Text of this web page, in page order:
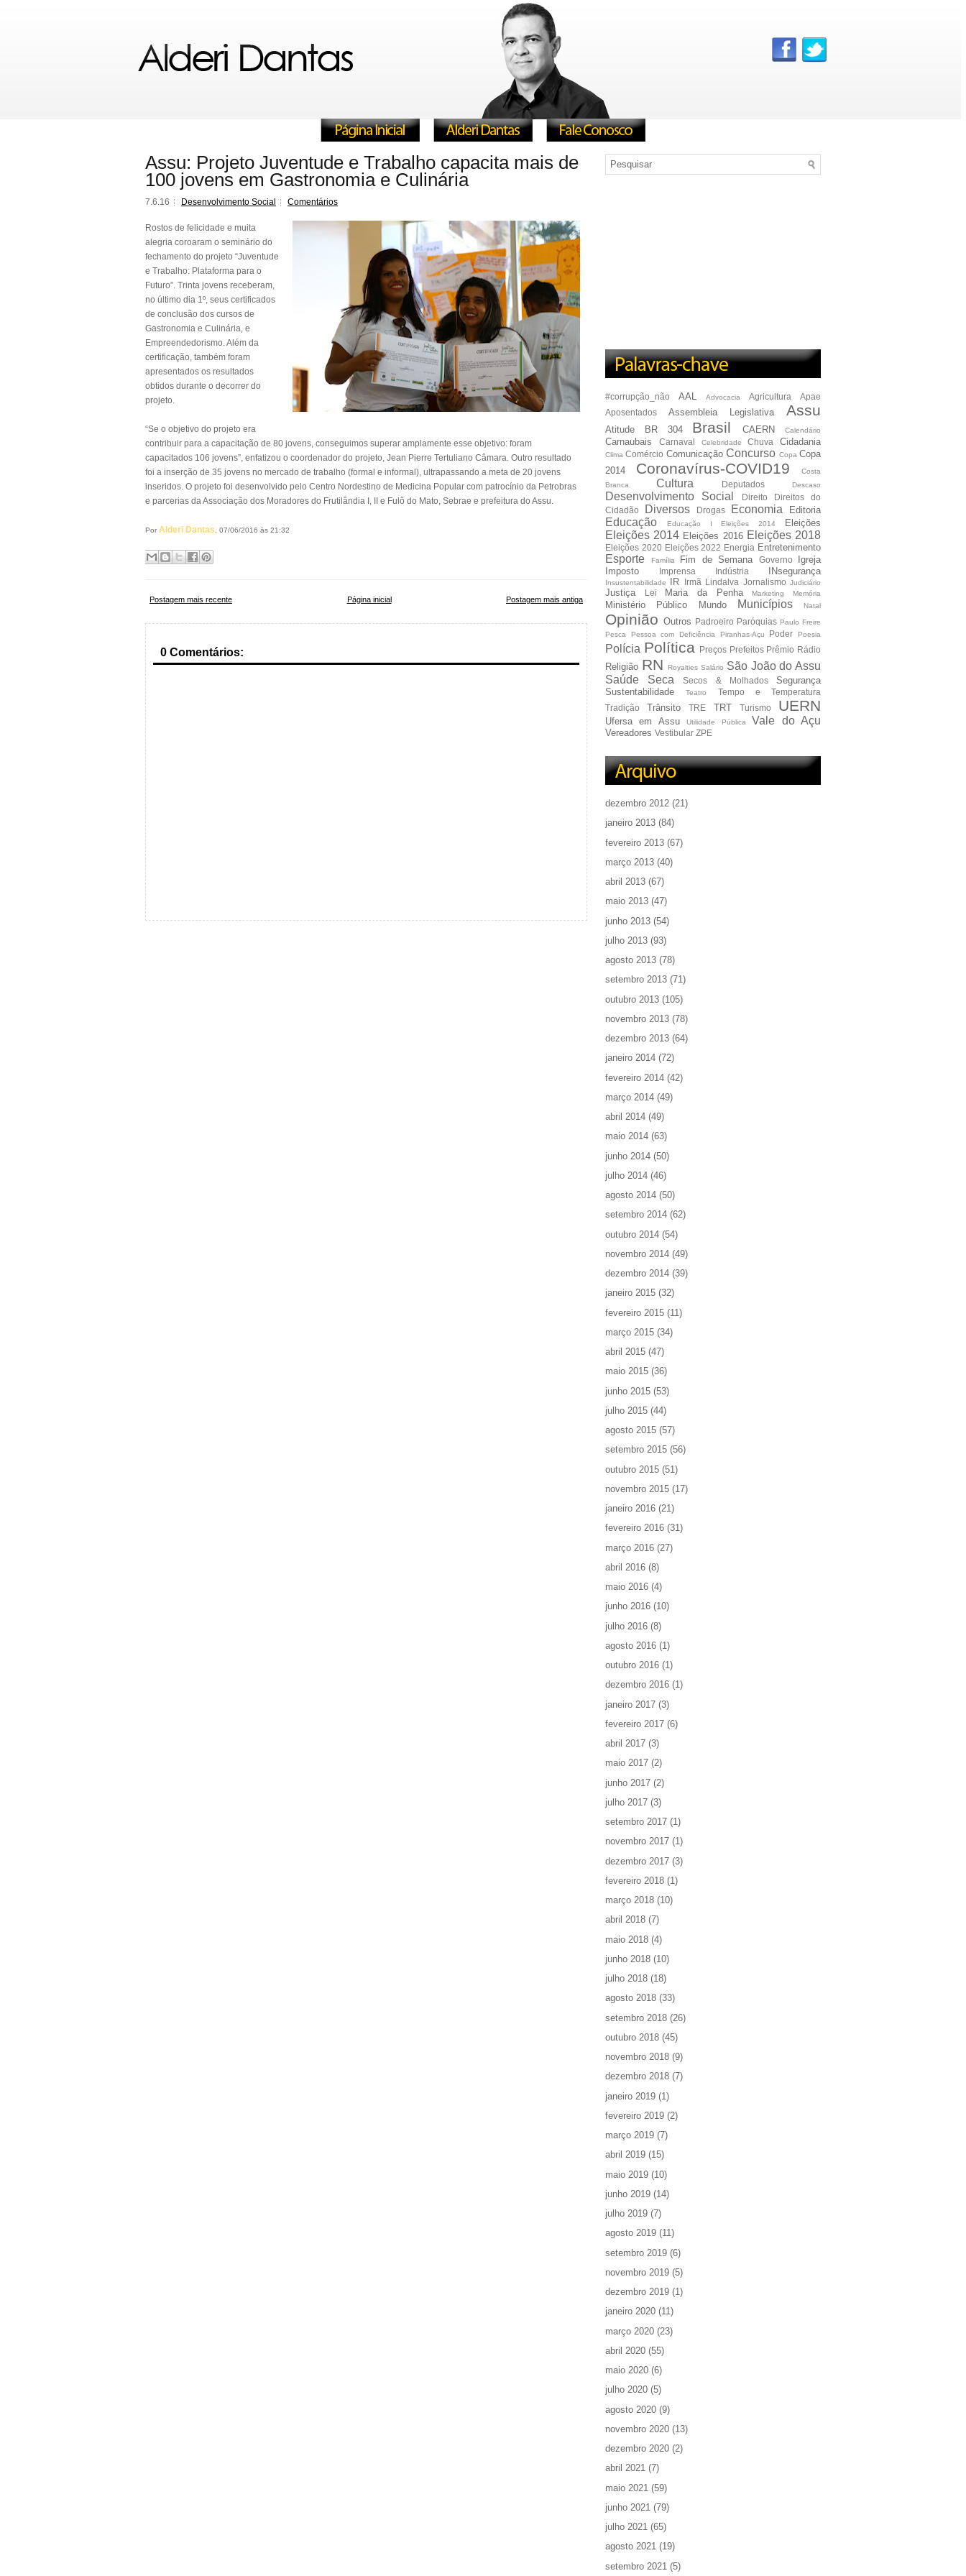
Assu: Projeto Juventude e Trabalho capacita mais de
100 jovens em Gastronomia e Culinária
7.6.16 Desenvolvimento Social Comentários
Rostos de felicidade e muita
alegria coroaram o seminário do
fechamento do projeto “Juventude
e Trabalho: Plataforma para o
Futuro”. Trinta jovens receberam,
no último dia 1º, seus certificados
de conclusão dos cursos de
Gastronomia e Culinária, e
Empreendedorismo. Além da
certificação, também foram
apresentados os resultados
obtidos durante o decorrer do
projeto.
“Se o objetivo do projeto era
contribuir para a capacitação de 80 jovens, conseguimos superar amplamente esse objetivo: foram
capacitados 106 jovens”, enfatizou o coordenador do projeto, Jean Pierre Tertuliano Câmara. Outro resultado
foi a inserção de 35 jovens no mercado de trabalho (formal e informal), ultrapassando a meta de 20 jovens
inseridos. O projeto foi desenvolvido pelo Centro Nordestino de Medicina Popular com patrocínio da Petrobras
e parcerias da Associação dos Moradores do Frutilândia I, II e Fulô do Mato, Sebrae e prefeitura do Assu.
Por Alderi Dantas , 07/06/2016 às 21:32
Postagem mais recente Postagem mais antiga
Página inicial
0 Comentários:
#corrupção_não AAL Advocacia Agricultura
Apae
Aposentados
Assembleia Legislativa Assu
Atitude BR 304 Brasil CAERN Calendário
Carnaubais Carnaval Celebridade Chuva Cidadania
Clima Comércio Comunicação Concurso Copa Copa
2014
Coronavírus-COVID19
Costa
Branca
Cultura Deputados Descaso
Desenvolvimento Social Direito
Direitos do
Cidadão
Diversos Drogas Economia Editoria
Educação Educação I Eleições 2014 Eleições
Eleições 2014 Eleições 2016 Eleições 2018
Eleições 2020 Eleições 2022 Energia Entretenimento
Esporte Família Fim de Semana Governo
Igreja
Imposto
Imprensa Indústria INsegurança
Insustentabilidade IR Irmã Lindalva Jornalismo Judiciário
Justiça Lei Maria da Penha Marketing Memória
Ministério Público Mundo Municípios Natal
Opinião Outros Padroeiro Paróquias Paulo Freire
Pesca
Pessoa com Deficiência Piranhas-Açu Poder Poesia
Polícia Política Preços Prefeitos Prêmio Rádio
Religião RN Royalties Salário São João do Assu
Saúde
Seca Secos & Molhados
Segurança
Sustentabilidade
Teatro
Tempo e Temperatura
Tradição
Trânsito TRE TRT Turismo UERN
Ufersa em Assu Utilidade Pública Vale do Açu
Vereadores Vestibular ZPE
dezembro 2012 (21)
janeiro 2013 (84)
fevereiro 2013 (67)
março 2013 (40)
abril 2013 (67)
maio 2013 (47)
junho 2013 (54)
julho 2013 (93)
agosto 2013 (78)
setembro 2013 (71)
outubro 2013 (105)
novembro 2013 (78)
dezembro 2013 (64)
janeiro 2014 (72)
fevereiro 2014 (42)
março 2014 (49)
abril 2014 (49)
maio 2014 (63)
junho 2014 (50)
julho 2014 (46)
agosto 2014 (50)
setembro 2014 (62)
outubro 2014 (54)
novembro 2014 (49)
dezembro 2014 (39)
janeiro 2015 (32)
fevereiro 2015 (11)
março 2015 (34)
abril 2015 (47)
maio 2015 (36)
junho 2015 (53)
julho 2015 (44)
agosto 2015 (57)
setembro 2015 (56)
outubro 2015 (51)
novembro 2015 (17)
janeiro 2016 (21)
fevereiro 2016 (31)
março 2016 (27)
abril 2016 (8)
maio 2016 (4)
junho 2016 (10)
julho 2016 (8)
agosto 2016 (1)
outubro 2016 (1)
dezembro 2016 (1)
janeiro 2017 (3)
fevereiro 2017 (6)
abril 2017 (3)
maio 2017 (2)
junho 2017 (2)
julho 2017 (3)
setembro 2017 (1)
novembro 2017 (1)
dezembro 2017 (3)
fevereiro 2018 (1)
março 2018 (10)
abril 2018 (7)
maio 2018 (4)
junho 2018 (10)
julho 2018 (18)
agosto 2018 (33)
setembro 2018 (26)
outubro 2018 (45)
novembro 2018 (9)
dezembro 2018 (7)
janeiro 2019 (1)
fevereiro 2019 (2)
março 2019 (7)
abril 2019 (15)
maio 2019 (10)
junho 2019 (14)
julho 2019 (7)
agosto 2019 (11)
setembro 2019 (6)
novembro 2019 (5)
dezembro 2019 (1)
janeiro 2020 (11)
março 2020 (23)
abril 2020 (55)
maio 2020 (6)
julho 2020 (5)
agosto 2020 (9)
novembro 2020 (13)
dezembro 2020 (2)
abril 2021 (7)
maio 2021 (59)
junho 2021 (79)
julho 2021 (65)
agosto 2021 (19)
setembro 2021 (5)